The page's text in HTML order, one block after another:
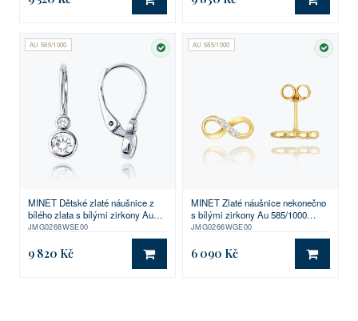
DO KOŠÍKU DO
AU 585/1000
SKLADEM
MINET Dětské zlaté náušnice z
bílého zlata s bílými zirkony Au
585/1000 1,65g
JMG0268WSE00
9 820 Kč DO KOŠÍKU
AU 585/1000
MINET Zlaté náušnice nekonečno
s bílými zirkony Au 585/1000
1,05g
JMG0266WGE00
6 090 Kč DO